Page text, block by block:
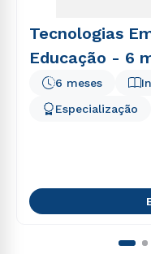
Tecnologias
Educação - 6
6 meses
Especialização